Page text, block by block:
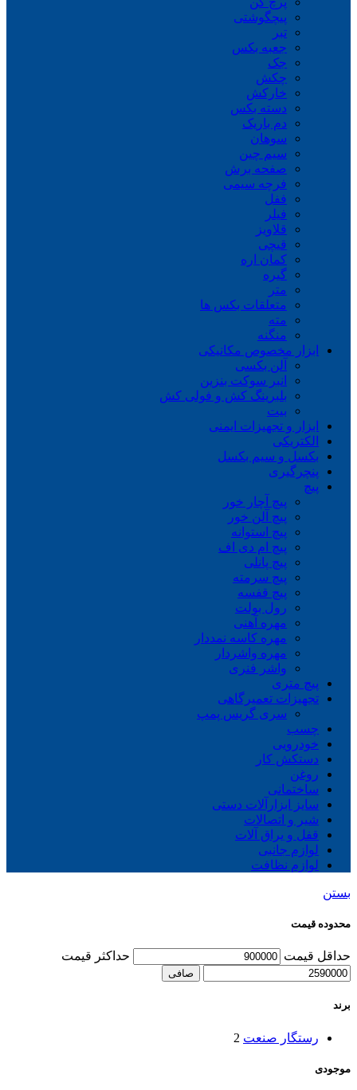
پیچگوشتی
تبر
جعبه بکس
جک
چکش
خارکش
دسته بکس
دم باریک
سوهان
سیم چین
صفحه برش
فرچه سیمی
ففل
فیلر
قلاویز
قیچی
کمان اره
گیره
متر
متعلقات بکس ها
مته
منگنه
ابزار مخصوص مکانیکی
آلن بکسی
انبر سوکت بنزین
بلبرینگ کش و فولی کش
بیت
ابزار و تجهیزات ایمنی
الکتریکی
بکسل و سیم بکسل
پنچرگیری
پیچ
پیچ آچار خور
پیچ آلن خور
پیچ استوانه
پیچ ام دی اف
پیچ پانلی
پیچ سرمته
پیچ قفسه
رول بولت
مهره آهنی
مهره کاسه نمددار
مهره واشردار
واشر فنری
پیچ متری
تجهیزات تعمیرگاهی
سری گریس پمپ
چسب
خودرویی
دستکش کار
روغن
ساختمانی
سایز ابزارآلات دستی
شیر و اتصالات
قفل و یراق آلات
لوازم جانبی
لوازم نظافت
بستن
محدوده قیمت
حداقل قیمت حداكثر قيمت
صافی
برند
رستگار صنعت 2
موجودی